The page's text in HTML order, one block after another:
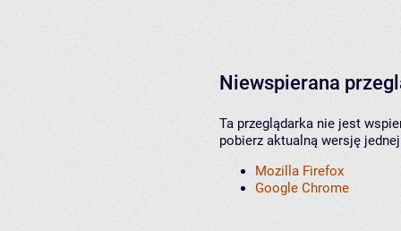
Niewspierana
Ta przeglądarka nie jest
pobierz aktualną wersję
Mozilla Firefox
Google Chrome